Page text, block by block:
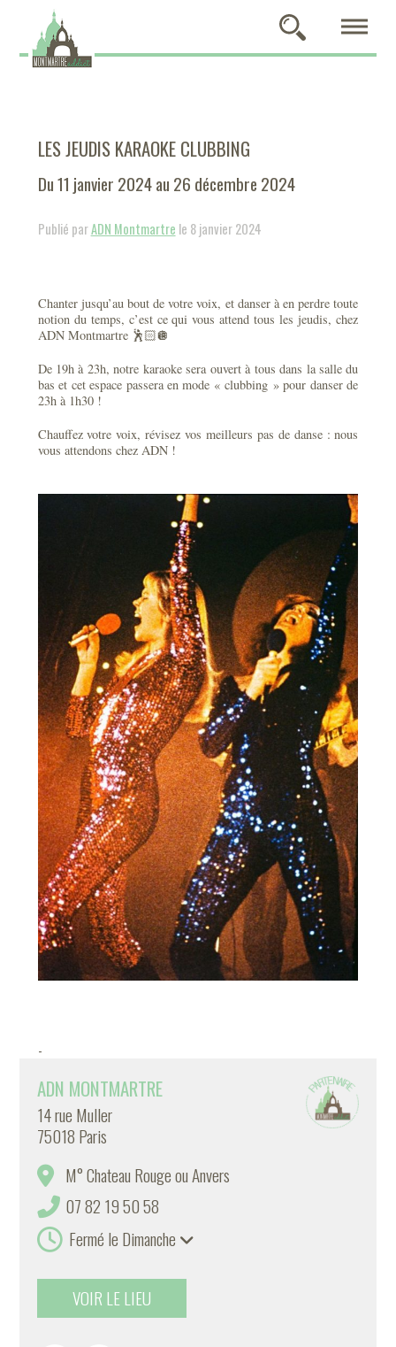
LES JEUDIS KARAOKE CLUBBING
Du 11 janvier 2024 au 26 décembre 2024
Publié parADN Montmartre le 8 janvier 2024
Chanter jusqu’au bout de votre voix, et danser à en perdre toute
notion du temps, c’est ce qui vous attend tous les jeudis, chez
ADN Montmartre 🕺🏻🪩
De 19h à 23h, notre karaoke sera ouvert à tous dans la salle du
bas et cet espace passera en mode « clubbing » pour danser de
23h à 1h30 !
Chauffez votre voix, révisez vos meilleurs pas de danse : nous
vous attendons chez ADN !
-
ADN MONTMARTRE
14 rue Muller
75018 Paris
M° Chateau Rouge ou Anvers
07 82 19 50 58
Fermé le Dimanche
VOIR LE LIEU